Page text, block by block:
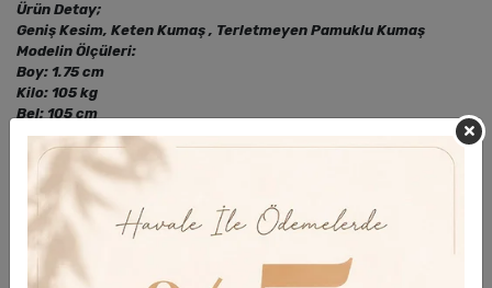
Ürün Detay;
Geniş Kesim, Keten Kumaş , Terletmeyen Pamuklu Kumaş
Modelin Ölçüleri:
Boy: 1.75 cm
Kilo: 105 kg
Bel: 105 cm
Göğüs: 116 cm
Basen: 140 cm
Modelin Giydiği Beden
48 Beden